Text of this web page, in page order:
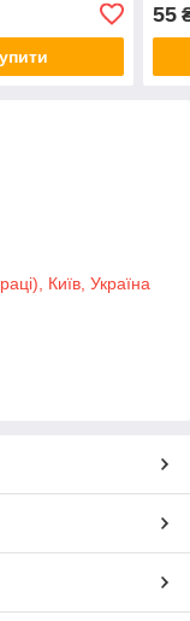
55
Київ, Україна